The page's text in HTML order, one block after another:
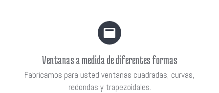
Ventanas a medida de diferentes formas
Fabricamos para usted ventanas cuadradas, curvas,
redondas y trapezoidales.